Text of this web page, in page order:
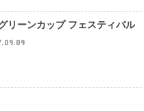
リーンカップ フェスティバル